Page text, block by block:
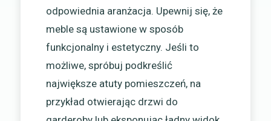
odpowiednia aranżacja. Upewnij się, że
meble są ustawione w sposób
funkcjonalny i estetyczny. Jeśli to
możliwe, spróbuj podkreślić
największe atuty pomieszczeń, na
przykład otwierając drzwi do